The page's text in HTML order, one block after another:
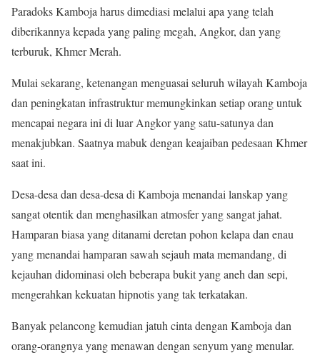
Paradoks Kamboja harus dimediasi melalui apa yang telah
diberikannya kepada yang paling megah, Angkor, dan yang
terburuk, Khmer Merah.
Mulai sekarang, ketenangan menguasai seluruh wilayah Kamboja
dan peningkatan infrastruktur memungkinkan setiap orang untuk
mencapai negara ini di luar Angkor yang satu-satunya dan
menakjubkan. Saatnya mabuk dengan keajaiban pedesaan Khmer
saat ini.
Desa-desa dan desa-desa di Kamboja menandai lanskap yang
sangat otentik dan menghasilkan atmosfer yang sangat jahat.
Hamparan biasa yang ditanami deretan pohon kelapa dan enau
yang menandai hamparan sawah sejauh mata memandang, di
kejauhan didominasi oleh beberapa bukit yang aneh dan sepi,
mengerahkan kekuatan hipnotis yang tak terkatakan.
Banyak pelancong kemudian jatuh cinta dengan Kamboja dan
orang-orangnya yang menawan dengan senyum yang menular.